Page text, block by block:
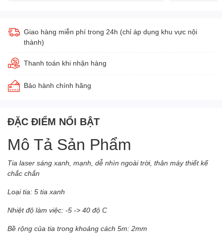
Giao hàng miễn phí trong 24h (chỉ áp dụng khu vực nội
thành)
Thanh toán khi nhận hàng
Bảo hành chính hãng
ĐẶC ĐIỂM NỔI BẬT
Mô Tả Sản Phẩm
Tia laser sáng xanh, mạnh, dễ nhìn ngoài trời, thân máy thiết kế
chắc chắn
Loại tia: 5 tia xanh
Nhiệt độ làm việc: -5 -> 40 độ C
Bề rộng của tia trong khoảng cách 5m: 2mm